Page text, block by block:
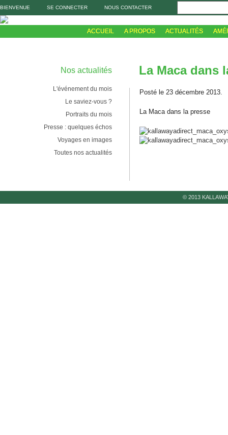
BIENVENUE SE CONNECTER NOUS CONTACTER
ACCUEIL A PROPOS ACTUALITÉS
Nos actualités
L'événement du mois
Le saviez-vous ?
Portraits du mois
Presse : quelques échos
Voyages en images
Toutes nos actualités
La Maca dans
Posté le 23 décembre 2013.
La Maca dans la presse
© 2013